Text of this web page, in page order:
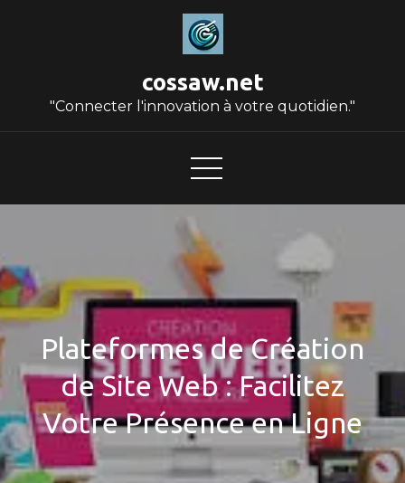
cossaw.net
"Connecter l'innovation à votre quotidien."
Plateformes de Création
de Site Web : Facilitez
Votre Présence en Ligne